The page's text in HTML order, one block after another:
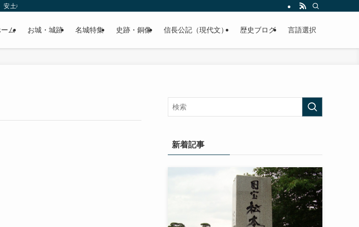
土桃山時代（戦国時代）、江戸時代と幅広くご紹介致します。
ーム お城・城跡 名城特集 史跡・銅像 信長公記（現代文） 歴史ブログ 言語選択
新着記事